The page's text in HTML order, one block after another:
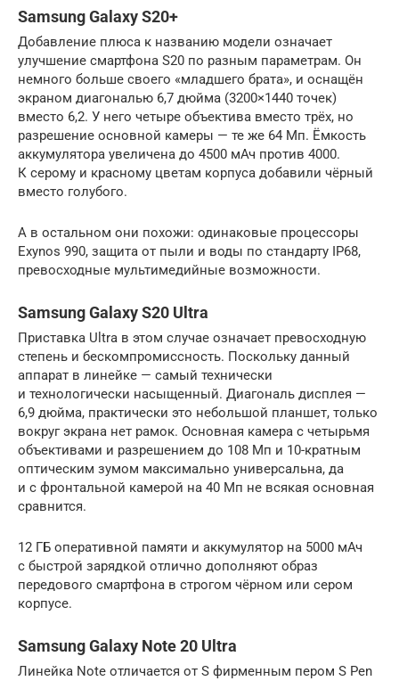
Samsung Galaxy S20+
Добавление плюса к названию модели означает
улучшение смартфона S20 по разным параметрам. Он
немного больше своего «младшего брата», и оснащён
экраном диагональю 6,7 дюйма (3200×1440 точек)
вместо 6,2. У него четыре объектива вместо трёх, но
разрешение основной камеры — те же 64 Мп. Ёмкость
аккумулятора увеличена до 4500 мАч против 4000.
К серому и красному цветам корпуса добавили чёрный
вместо голубого.
А в остальном они похожи: одинаковые процессоры
Exynos 990, защита от пыли и воды по стандарту IP68,
превосходные мультимедийные возможности.
Samsung Galaxy S20 Ultra
Приставка Ultra в этом случае означает превосходную
степень и бескомпромиссность. Поскольку данный
аппарат в линейке — самый технически
и технологически насыщенный. Диагональ дисплея —
6,9 дюйма, практически это небольшой планшет, только
вокруг экрана нет рамок. Основная камера с четырьмя
объективами и разрешением до 108 Мп и 10-кратным
оптическим зумом максимально универсальна, да
и с фронтальной камерой на 40 Мп не всякая основная
сравнится.
12 ГБ оперативной памяти и аккумулятор на 5000 мАч
с быстрой зарядкой отлично дополняют образ
передового смартфона в строгом чёрном или сером
корпусе.
Samsung Galaxy Note 20 Ultra
Линейка Note отличается от S фирменным пером S Pen